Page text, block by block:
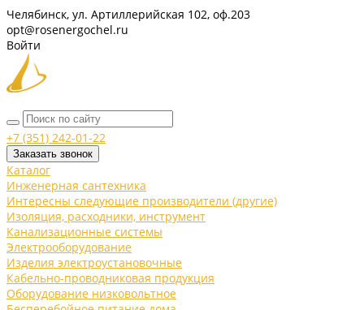
Челябинск, ул. Артиллерийская 102, оф.203
opt@rosenergochel.ru
Войти
+7 (351) 242-01-22
Заказать звонок
Каталог
Инженерная сантехника
Интересны следующие производители (другие)
Изоляция, расходники, инструмент
Канализационные системы
Электрооборудование
Изделия электроустановочные
Кабельно-проводниковая продукция
Оборудование низковольтное